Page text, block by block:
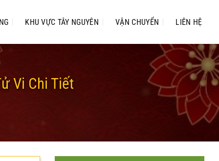
KHU VỰC TÂY NGUYÊN VẬN CHUYỂN LIÊN HỆ
Vi Chi Tiết